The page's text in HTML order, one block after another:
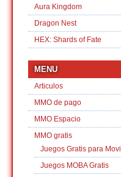
Aura Kingdom
Dragon Nest
HEX: Shards of Fate
MENU
Articulos
MMO de pago
MMO Espacio
MMO gratis
Juegos Gratis para Movil
Juegos MOBA Gratis